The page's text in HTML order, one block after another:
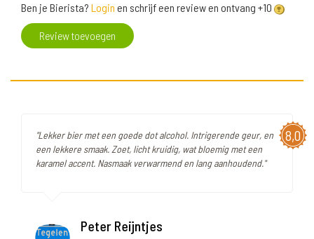
Ben je Bierista? Login en schrijf een review en ontvang +10
Review toevoegen
8,0
"Lekker bier met een goede dot alcohol. Intrigerende geur, en
een lekkere smaak. Zoet, licht kruidig, wat bloemig met een
karamel accent. Nasmaak verwarmend en lang aanhoudend."
Peter Reijntjes